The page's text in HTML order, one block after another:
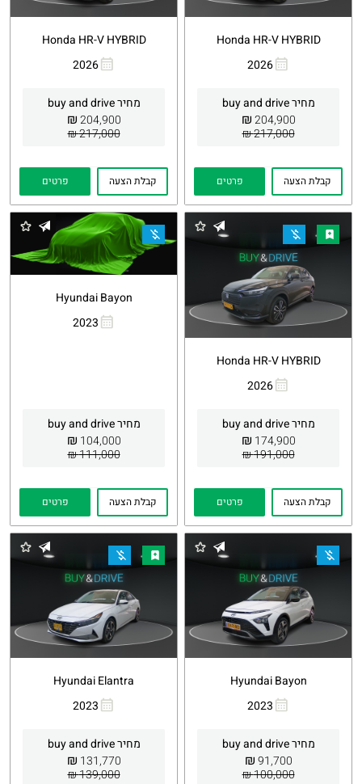
Honda HR-V HYBRID
2026
מחיר buy and drive
204,900
₪
217,000 ₪
Whatsapp
קבלת הצעה פרטים
Honda HR-V HYBRID
2026
מחיר buy and drive
204,900
₪
217,000 ₪
Whatsapp
קבלת הצעה פרטים
Honda HR-V HYBRID
2026
מחיר buy and drive
174,900
₪
191,000 ₪
Whatsapp
קבלת הצעה פרטים
Hyundai Bayon
2023
מחיר buy and drive
104,000
₪
111,000 ₪
Whatsapp
קבלת הצעה פרטים
Hyundai Bayon
2023
מחיר buy and drive
91,700
₪
100,000 ₪
Whatsapp
Hyundai Elantra
2023
מחיר buy and drive
131,770
₪
139,000 ₪
Whatsapp